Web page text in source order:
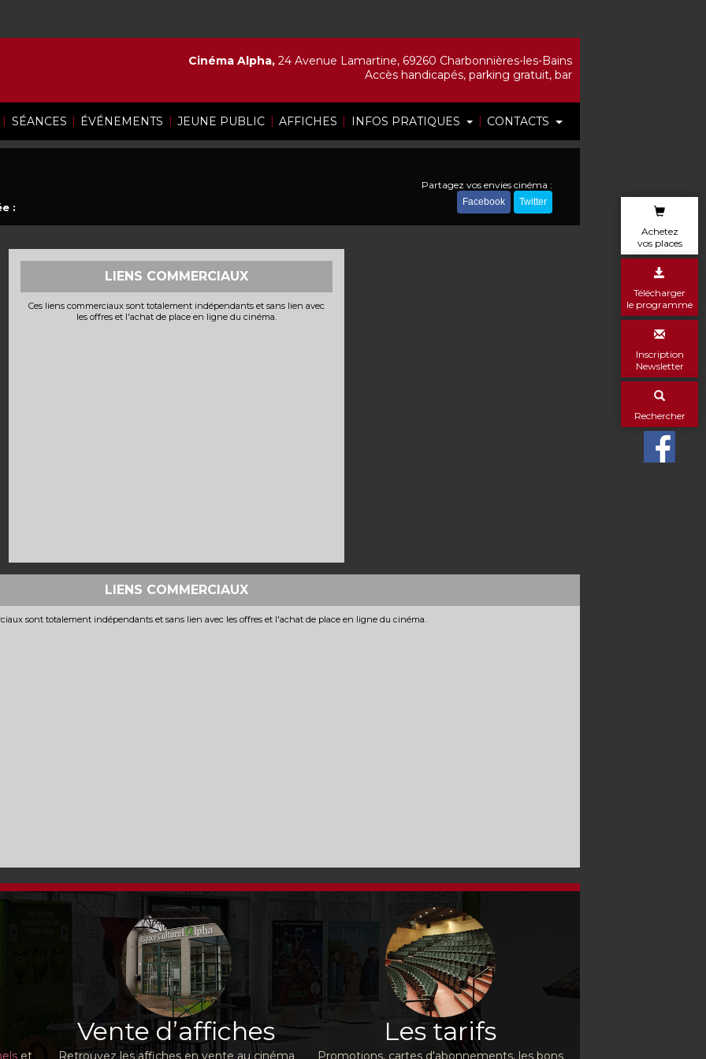
| SÉANCES | ÉVÉNEMENTS | JEUNE PUBLIC | AFFICHES | INFOS PRATIQUES | CONTACTS
Achetez
vos places
Télécharger
le programme
Inscription
Newsletter
Rechercher
Cinéma Alpha, 24 Avenue Lamartine, 69260 Charbonnières-les-Bains
Accès handicapés, parking gratuit, bar
:
Partagez vos envies cinéma :
Facebook Twitter
LIENS COMMERCIAUX
Ces liens commerciaux sont totalement indépendants et sans lien avec
les offres et l'achat de place en ligne du cinéma.
LIENS COMMERCIAUX
sont totalement indépendants et sans lien avec les offres et l'achat de place en ligne du cinéma.
et
Vente d’affiches
Retrouvez les affiches en vente au cinéma
Les tarifs
Promotions, cartes d'abonnements, les bons